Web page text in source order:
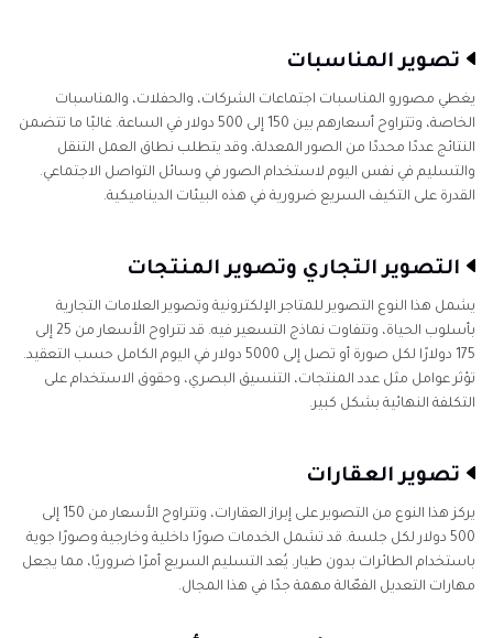
تصوير المناسبات
يغطي مصورو المناسبات اجتماعات الشركات، والحفلات، والمناسبات
الخاصة، وتتراوح أسعارهم بين 150 إلى 500 دولار في الساعة. غالبًا ما تتضمن
النتائج عددًا محددًا من الصور المعدلة، وقد يتطلب نطاق العمل التنقل
والتسليم في نفس اليوم لاستخدام الصور في وسائل التواصل الاجتماعي.
القدرة على التكيف السريع ضرورية في هذه البيئات الديناميكية.
التصوير التجاري وتصوير المنتجات
يشمل هذا النوع التصوير للمتاجر الإلكترونية وتصوير العلامات التجارية
بأسلوب الحياة، وتتفاوت نماذج التسعير فيه. قد تتراوح الأسعار من 25 إلى
175 دولارًا لكل صورة أو تصل إلى 5000 دولار في اليوم الكامل حسب التعقيد.
تؤثر عوامل مثل عدد المنتجات، التنسيق البصري، وحقوق الاستخدام على
التكلفة النهائية بشكل كبير.
تصوير العقارات
يركز هذا النوع من التصوير على إبراز العقارات، وتتراوح الأسعار من 150 إلى
500 دولار لكل جلسة. قد تشمل الخدمات صورًا داخلية وخارجية وصورًا جوية
باستخدام الطائرات بدون طيار. يُعد التسليم السريع أمرًا ضروريًا، مما يجعل
مهارات التعديل الفعّالة مهمة جدًا في هذا المجال.